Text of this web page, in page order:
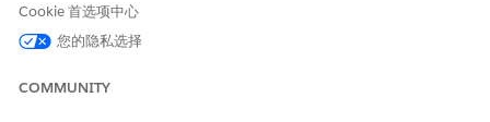
Cookie 首选项中心
您的隐私选择
COMMUNITY